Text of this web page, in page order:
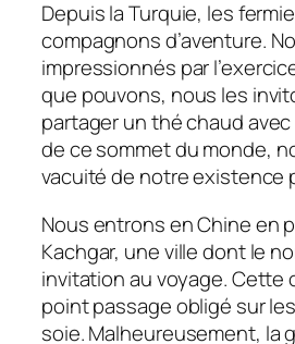
Depuis la Turquie, les
compagnons d’aventure.
impressionnés par
que pouvons, nous les
partager un thé chaud
de ce sommet du monde,
vacuité de notre existence
Nous entrons en Chine en
Kachgar, une ville dont le
invitation au voyage. Cette
point passage obligé sur
soie. Malheureusement, la